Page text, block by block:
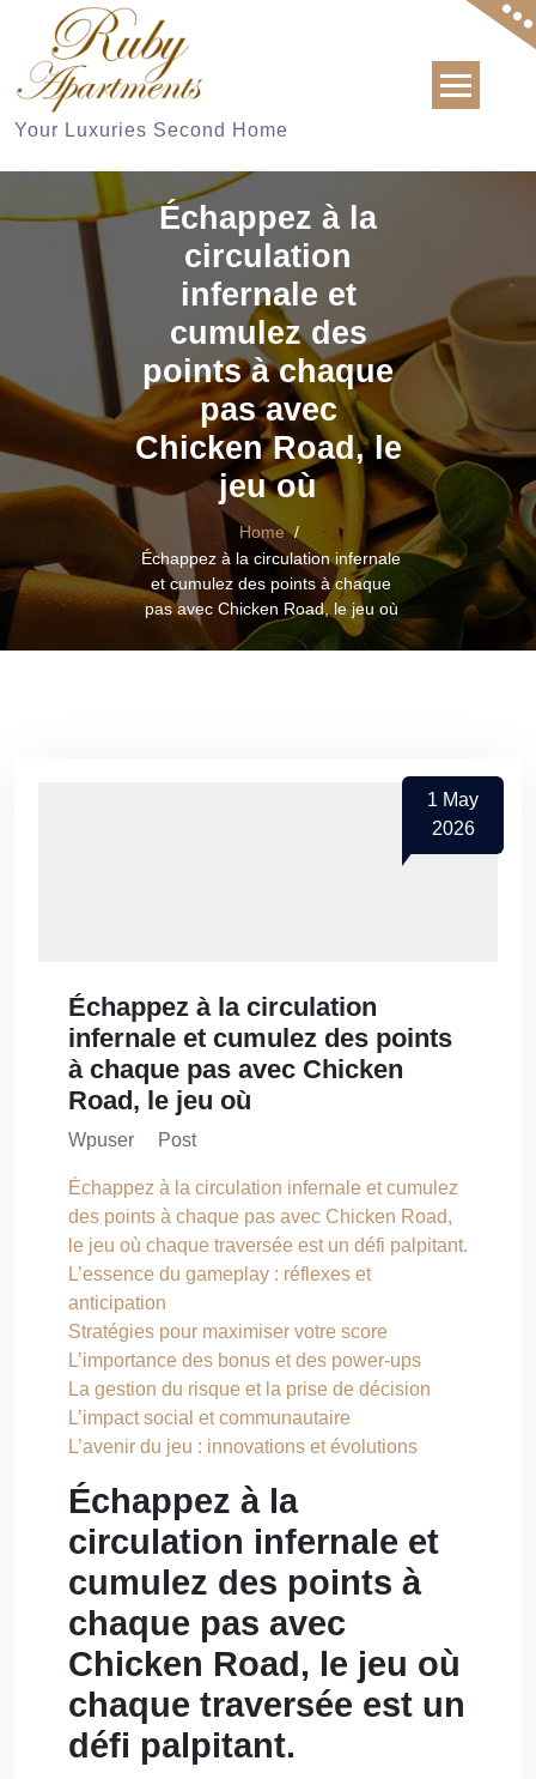
content
Your Luxuries Second Home
Échappez à la
circulation
infernale et
cumulez des
points à chaque
pas avec
Chicken Road, le
jeu où
Home/
Échappez à la circulation infernale
et cumulez des points à chaque
pas avec Chicken Road, le jeu où
1 May
2026
Échappez à la circulation
infernale et cumulez des points
à chaque pas avec Chicken
Road, le jeu où
Wpuser Post
Échappez à la circulation infernale et cumulez
des points à chaque pas avec Chicken Road,
le jeu où chaque traversée est un défi palpitant.
L’essence du gameplay : réflexes et
anticipation
Stratégies pour maximiser votre score
L’importance des bonus et des power-ups
La gestion du risque et la prise de décision
L’impact social et communautaire
L’avenir du jeu : innovations et évolutions
Échappez à la
circulation infernale et
cumulez des points à
chaque pas avec
Chicken Road, le jeu où
chaque traversée est un
défi palpitant.